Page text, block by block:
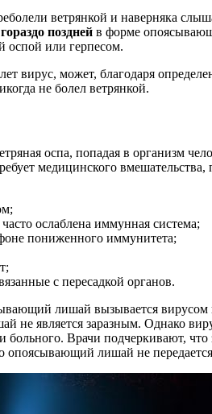
ветрянкой и наверняка
поздней в форме
оспой или герпесом.
вирус, может, благодаря
не болел ветрянкой.
оспа, попадая в организм
медицинского
ослаблена иммунная система;
пониженного иммунитета;
с пересадкой органов.
лишай вызывается вирусом
не является заразным. Однако
больного. Врачи подчеркивают,
опоясывающий лишай не